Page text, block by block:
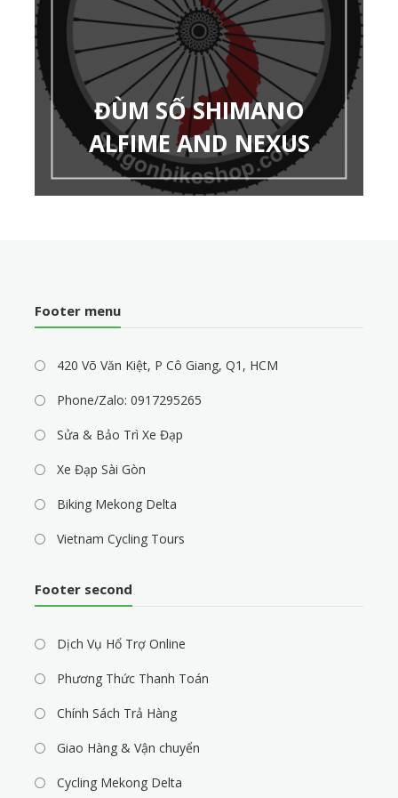
ĐÙM SỐ SHIMANO
ALFIME AND NEXUS
Footer menu
420 Võ Văn Kiệt, P Cô Giang, Q1, HCM
Phone/Zalo: 0917295265
Sửa & Bảo Trì Xe Đạp
Xe Đạp Sài Gòn
Biking Mekong Delta
Vietnam Cycling Tours
Footer second
Dịch Vụ Hổ Trợ Online
Phương Thức Thanh Toán
Chính Sách Trả Hàng
Giao Hàng & Vận chuyển
Cycling Mekong Delta